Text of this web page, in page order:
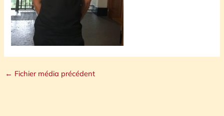
← Fichier média précédent